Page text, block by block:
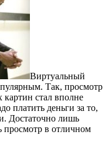
Виртуальный
Так, просмотр
стал вполне
платить деньги за то,
Достаточно лишь
просмотр в отличном